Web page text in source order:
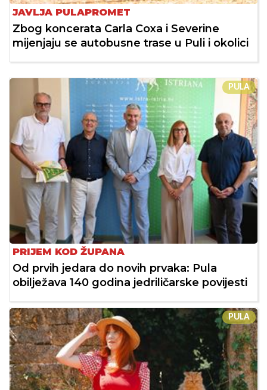
JAVLJA PULAPROMET
Zbog koncerata Carla Coxa i Severine
mijenjaju se autobusne trase u Puli i okolici
PULA
PRIJEM KOD ŽUPANA
Od prvih jedara do novih prvaka: Pula
obilježava 140 godina jedriličarske povijesti
PULA